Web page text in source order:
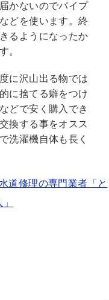
かないのでパイプ
どを使います。終
るようになったか
。
に沢山出る物では
に捨てる癖をつけ
どで安く購入でき
換する事をオスス
洗濯機自体も長く
道修理の専門業者「と